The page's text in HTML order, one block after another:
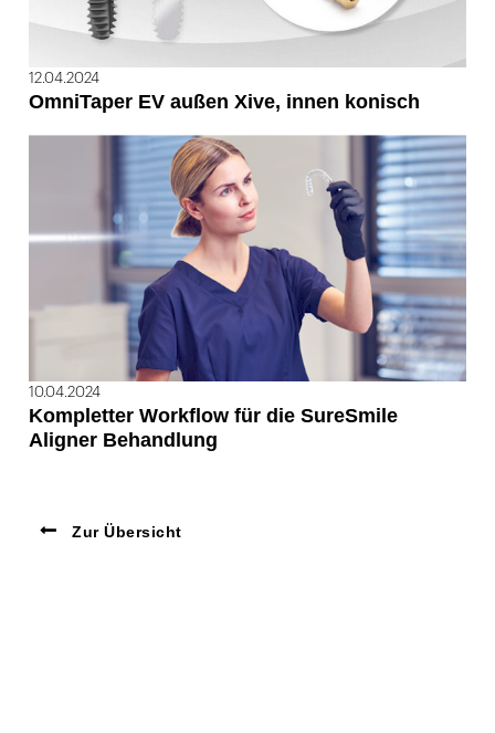
12.04.2024
OmniTaper EV außen Xive, innen konisch
10.04.2024
Kompletter Workflow für die SureSmile
Aligner Behandlung
Zur Übersicht